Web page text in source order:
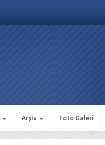
Arşiv Foto Galeri